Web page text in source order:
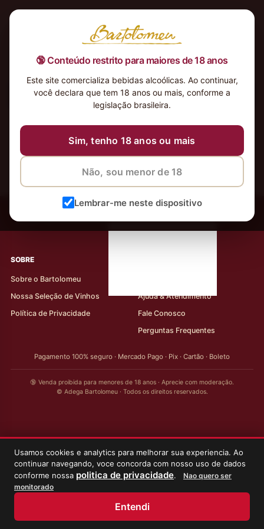
🔞 Conteúdo restrito para maiores de 18 anos
Este site comercializa bebidas alcoólicas. Ao continuar,
você declara que tem 18 anos ou mais, conforme a
legislação brasileira.
Sim, tenho 18 anos ou mais
Não, sou menor de 18
Lembrar-me neste dispositivo
Nenhum produto foi encontrado para a sua seleção.
Usamos cookies e analytics para melhorar sua experiencia. Ao
continuar navegando, voce concorda com nosso uso de dados
conforme nossa politica de privacidade.
Nao quero ser
monitorado
Entendi
‹ Meus Vinhos
Mais de 80.000 clientes apaixonados por nossos
rótulos
SOBRE
Sobre o Bartolomeu
Nossa Seleção de Vinhos
Política de Privacidade
Ajuda & Atendimento
Fale Conosco
Perguntas Frequentes
Pagamento 100% seguro · Mercado Pago · Pix · Cartão · Boleto
🔞 Venda proibida para menores de 18 anos · Aprecie com moderação.
© Adega Bartolomeu · Todos os direitos reservados.